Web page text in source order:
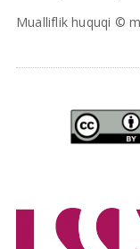
Mualliflik huquqi ©